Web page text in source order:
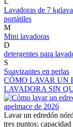
Lavadoras de 7 kg
portátiles
M
Mini lavadoras
D
detergentes para
S
Suavizantes en perlas
CÓMO LAVAR UN
LAVADORA SIN
Lavar un edredón
tres puntos: